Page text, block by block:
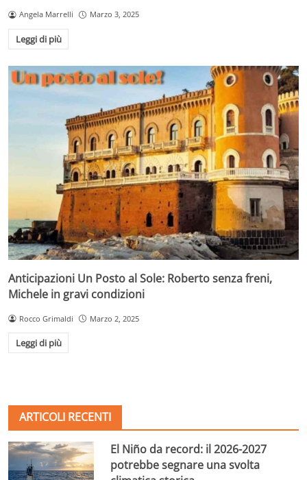
Angela Marrelli Marzo 3, 2025
Leggi di più
Anticipazioni Un Posto al Sole: Roberto senza freni,
Michele in gravi condizioni
Rocco Grimaldi Marzo 2, 2025
Leggi di più
ARTICOLI RECENTI
El Niño da record: il 2026-2027
potrebbe segnare una svolta